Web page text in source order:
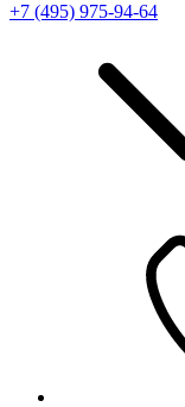
+7 (495) 975-94-64